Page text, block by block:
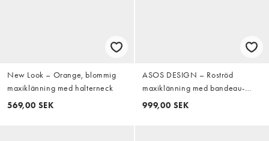
New Look – Orange, blommig
maxiklänning med halterneck
569,00 SEK
ASOS DESIGN – Roströd
maxiklänning med bandeau-
ringning och broderade blommor
999,00 SEK